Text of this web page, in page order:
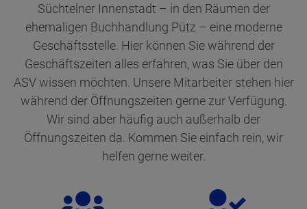
Süchtelner Innenstadt – in den Räumen der
ehemaligen Buchhandlung Pütz – eine moderne
Geschäftsstelle. Hier können Sie während der
Geschäftszeiten alles erfahren, was Sie über den
ASV wissen möchten. Unsere Mitarbeiter stehen hier
während der Öffnungszeiten gerne zur Verfügung.
Wir sind aber häufig auch außerhalb der
Öffnungszeiten da. Kommen Sie einfach rein, wir
helfen gerne weiter.